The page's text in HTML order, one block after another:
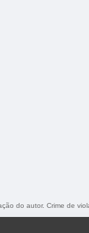
do autor. Crime de